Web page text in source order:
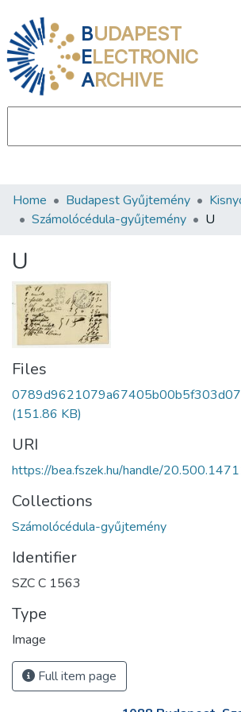
BUDAPEST
ELECTRONIC
ARCHIVE
Communities & Collections
Statistics
About us
Home Budapest Gyűjtemény
Számolócédula-gyűjtemény
U
U
Files
(151.86 KB)
URI
https://bea.fszek.hu/handle/
Collections
Számolócédula-gyűjtemény
Identifier
SZC C 1563
Type
Image
Full item page